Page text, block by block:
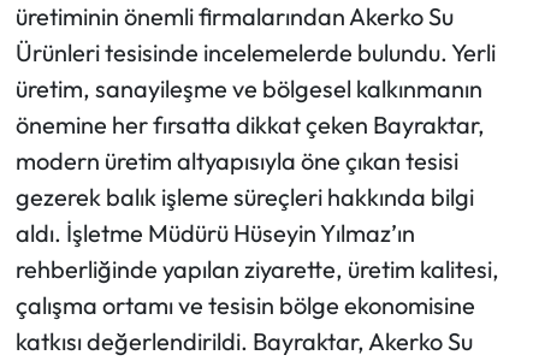
üretiminin önemli firmalarından Akerko Su
Ürünleri tesisinde incelemelerde bulundu. Yerli
üretim, sanayileşme ve bölgesel kalkınmanın
önemine her fırsatta dikkat çeken Bayraktar,
modern üretim altyapısıyla öne çıkan tesisi
gezerek balık işleme süreçleri hakkında bilgi
aldı. İşletme Müdürü Hüseyin Yılmaz’ın
rehberliğinde yapılan ziyarette, üretim kalitesi,
çalışma ortamı ve tesisin bölge ekonomisine
katkısı değerlendirildi. Bayraktar, Akerko Su
Mektup Galeri
Ekonomi
Turizm
Teknoloji